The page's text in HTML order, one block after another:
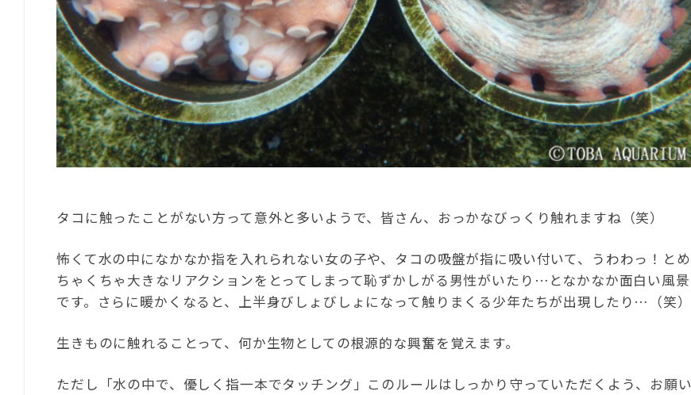
タコに触ったことがない方って意外と多いようで、皆さん、おっかなびっくり触れますね（笑）
怖くて水の中になかなか指を入れられない女の子や、タコの吸盤が指に吸い付いて、うわわっ！とめ
ちゃくちゃ大きなリアクションをとってしまって恥ずかしがる男性がいたり…となかなか面白い風景
です。さらに暖かくなると、上半身びしょびしょになって触りまくる少年たちが出現したり…（笑）
生きものに触れることって、何か生物としての根源的な興奮を覚えます。
ただし「水の中で、優しく指一本でタッチング」このルールはしっかり守っていただくよう、お願い